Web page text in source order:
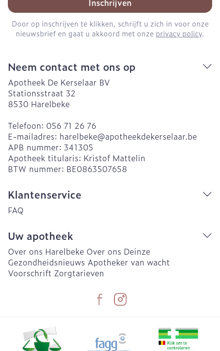
Inschrijven
Door op inschrijven te klikken, schrijft u zich in voor onze
nieuwsbrief en gaat u akkoord met onze privacy policy.
Neem contact met ons op
Apotheek De Kerselaar BV
Stationsstraat 32
8530 Harelbeke
Telefoon: 056 71 26 76
E-mailadres: harelbeke@apotheekdekerselaar.be
APB nummer: 341305
Apotheek titularis: Kristof Mattelin
BTW nummer: BE0863507658
Klantenservice
FAQ
Uw apotheek
Over ons Harelbeke Over ons Deinze
Gezondheidsnieuws Apotheker van wacht
Voorschrift Zorgtarieven